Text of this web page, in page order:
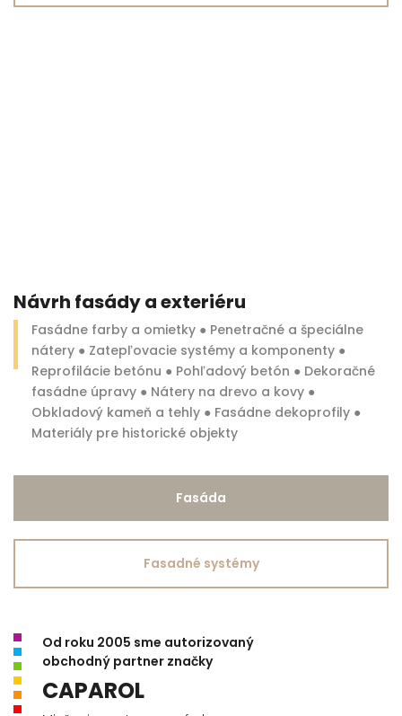
Návrh fasády a exteriéru
Fasádne farby a omietky ● Penetračné a špeciálne
nátery ● Zatepľovacie systémy a komponenty ●
Reprofilácie betónu ● Pohľadový betón ● Dekoračné
fasádne úpravy ● Nátery na drevo a kovy ●
Obkladový kameň a tehly ● Fasádne dekoprofily ●
Materiály pre historické objekty
Fasáda
Fasadné systémy
Od roku 2005 sme autorizovaný
obchodný partner značky
CAPAROL